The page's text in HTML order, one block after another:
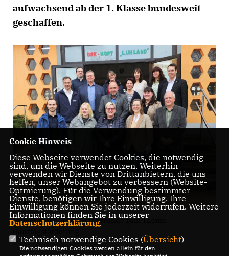
aufwachsend ab der 1. Klasse bundesweit
geschaffen.
Teilnehmer der Gesprächsrunde zum Thema
Cookie Hinweis
Diese Webseite verwendet Cookies, die notwendig
sind, um die Webseite zu nutzen. Weiterhin
verwenden wir Dienste von Drittanbietern, die uns
helfen, unser Webangebot zu verbessern (Website-
Optmierung). Für die Verwendung bestimmter
Dienste, benötigen wir Ihre Einwilligung. Ihre
Einwilligung können Sie jederzeit widerrufen. Weitere
Informationen finden Sie in unserer
Datenschutzerklärung.
Technisch notwendige Cookies (Übersicht)
Die notwendigen Cookies werden allein für den